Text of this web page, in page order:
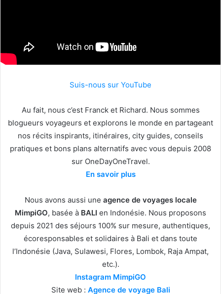
Suis-nous sur YouTube
Au fait, nous c’est Franck et Richard. Nous sommes
blogueurs voyageurs et explorons le monde en partageant
nos récits inspirants, itinéraires, city guides, conseils
pratiques et bons plans alternatifs avec vous depuis 2008
sur OneDayOneTravel.
En savoir plus
Nous avons aussi une agence de voyages locale
MimpiGO, basée à BALI en Indonésie. Nous proposons
depuis 2021 des séjours 100% sur mesure, authentiques,
écoresponsables et solidaires à Bali et dans toute
l’Indonésie (Java, Sulawesi, Flores, Lombok, Raja Ampat,
etc.).
Instagram MimpiGO
Site web : Agence de voyage Bali